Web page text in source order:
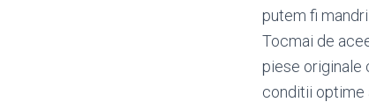
putem fi
Tocmai de
piese originale
conditii optime